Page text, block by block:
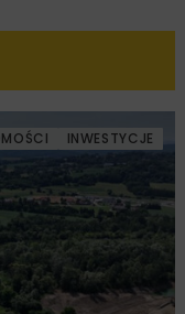
INWESTYCJE